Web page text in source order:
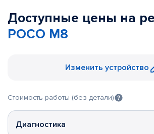
Доступные цены на
POCO M8
Изменить устройство
Стоимость работы (без детали)
Диагностика